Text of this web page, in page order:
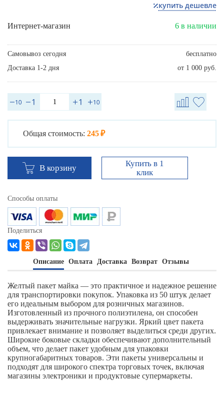
купить дешевле
Интернет-магазин 6 в наличии
Самовывоз сегодня
бесплатно
Доставка 1-2 дня
от 1 000 руб.
Общая стоимость: 245 ₽
В корзину
Купить в 1
клик
Способы оплаты
Поделиться
Описание Оплата Доставка Возврат Отзывы
Желтый пакет майка — это практичное и надежное решение
для транспортировки покупок. Упаковка из 50 штук делает
его идеальным выбором для розничных магазинов.
Изготовленный из прочного полиэтилена, он способен
выдерживать значительные нагрузки. Яркий цвет пакета
привлекает внимание и позволяет выделиться среди других.
Широкие боковые складки обеспечивают дополнительный
объем, что делает пакет удобным для упаковки
крупногабаритных товаров. Эти пакеты универсальны и
подходят для широкого спектра торговых точек, включая
магазины электроники и продуктовые супермаркеты.